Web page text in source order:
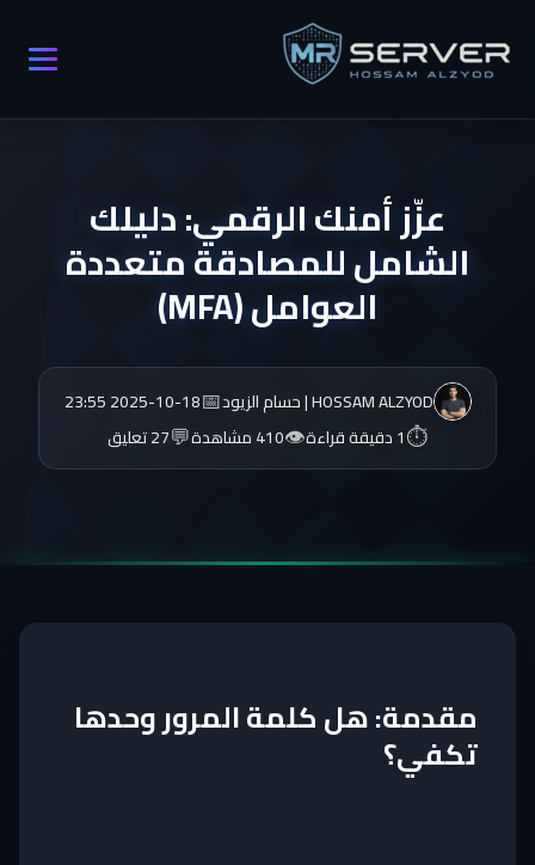
عزّز أمنك الرقمي: دليلك
الشامل للمصادقة متعددة
العوامل (MFA)
HOSSAM ALZYOD | حسام الزيود 📅
2025-10-18 23:55
⏱️1 دقيقة قراءة 👁️410 مشاهدة 💬27 تعليق
مقدمة: هل كلمة المرور وحدها
تكفي؟